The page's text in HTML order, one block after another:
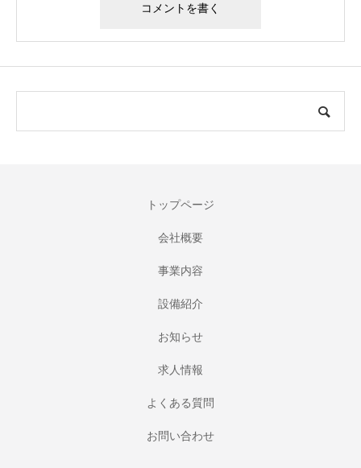
トップページ
会社概要
事業内容
設備紹介
お知らせ
求人情報
よくある質問
お問い合わせ